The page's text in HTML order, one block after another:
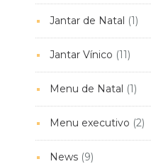
Jantar de Natal (1)
Jantar Vínico (11)
Menu de Natal (1)
Menu executivo (2)
News(9)